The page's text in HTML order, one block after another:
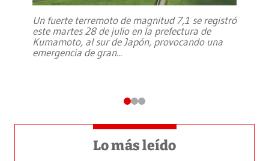
Un fuerte terremoto de magnitud 7,1 se registró
este martes 28 de julio en la prefectura de
Kumamoto, al sur de Japón, provocando una
emergencia de gran...
Lo más leído